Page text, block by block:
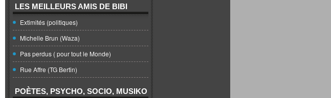
LES MEILLEURS AMIS DE BIBI
Extimités (politiques)
Michelle Brun (Waza)
Pas perdus ( pour tout le Monde)
Rue Affre (TG Bertin)
POÈTES, PSYCHO, SOCIO, MUSIKO